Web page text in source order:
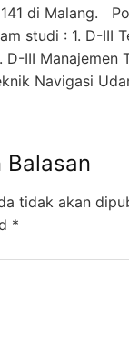
di Malang.
studi : 1. D-III
D-III Manajemen
Navigasi
Balasan
tidak akan
*